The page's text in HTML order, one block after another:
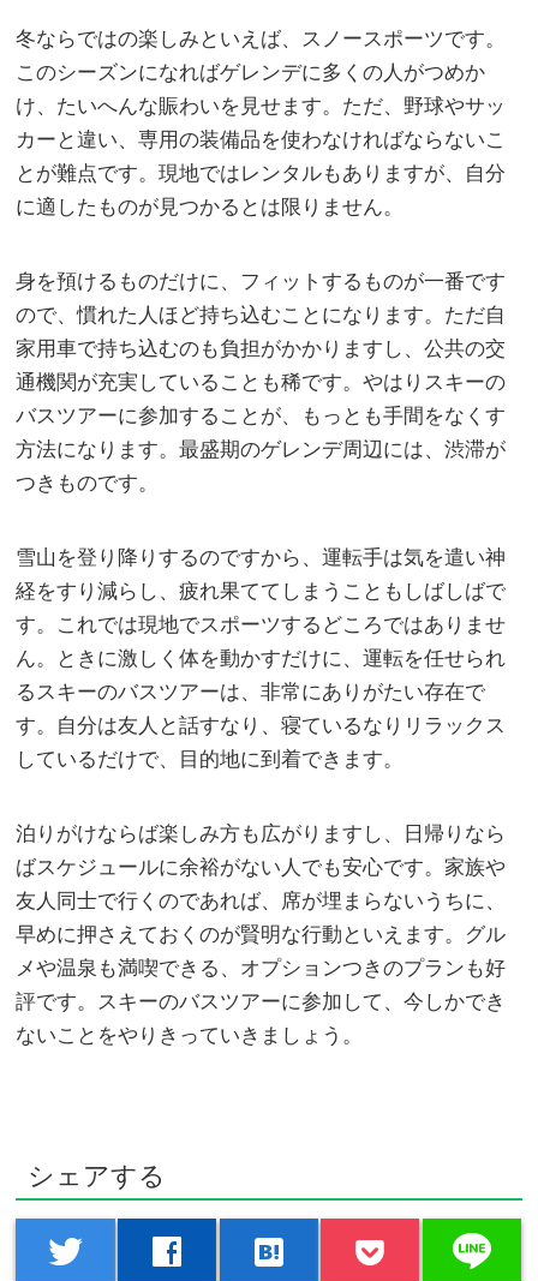
冬ならではの楽しみといえば、スノースポーツです。
このシーズンになればゲレンデに多くの人がつめか
け、たいへんな賑わいを見せます。ただ、野球やサッ
カーと違い、専用の装備品を使わなければならないこ
とが難点です。現地ではレンタルもありますが、自分
に適したものが見つかるとは限りません。
身を預けるものだけに、フィットするものが一番です
ので、慣れた人ほど持ち込むことになります。ただ自
家用車で持ち込むのも負担がかかりますし、公共の交
通機関が充実していることも稀です。やはりスキーの
バスツアーに参加することが、もっとも手間をなくす
方法になります。最盛期のゲレンデ周辺には、渋滞が
つきものです。
雪山を登り降りするのですから、運転手は気を遣い神
経をすり減らし、疲れ果ててしまうこともしばしばで
す。これでは現地でスポーツするどころではありませ
ん。ときに激しく体を動かすだけに、運転を任せられ
るスキーのバスツアーは、非常にありがたい存在で
す。自分は友人と話すなり、寝ているなりリラックス
しているだけで、目的地に到着できます。
泊りがけならば楽しみ方も広がりますし、日帰りなら
ばスケジュールに余裕がない人でも安心です。家族や
友人同士で行くのであれば、席が埋まらないうちに、
早めに押さえておくのが賢明な行動といえます。グル
メや温泉も満喫できる、オプションつきのプランも好
評です。スキーのバスツアーに参加して、今しかでき
ないことをやりきっていきましょう。
シェアする
twitter facebook hatenabookmark line